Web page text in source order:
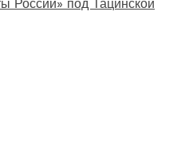
России» под Тацинской